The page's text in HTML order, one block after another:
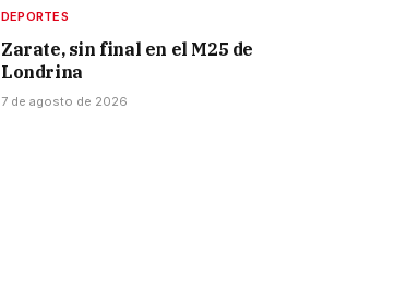
DEPORTES
Zarate, sin final en el M25 de
Londrina
7 de agosto de 2026